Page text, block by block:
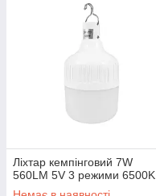
Ліхтар кемпінговий 7W
560LM 5V 3 режими 6500K